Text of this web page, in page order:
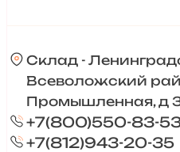
Склад -
Всеволожский
Промышленная, д
+7(800)550-83-
+7(812)943-20-35